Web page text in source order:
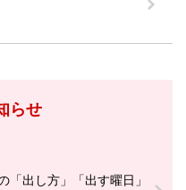
らせ
「出し方」「出す曜日」